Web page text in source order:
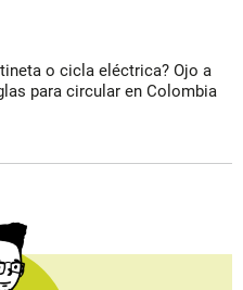
o cicla eléctrica? Ojo a
para circular en Colombia